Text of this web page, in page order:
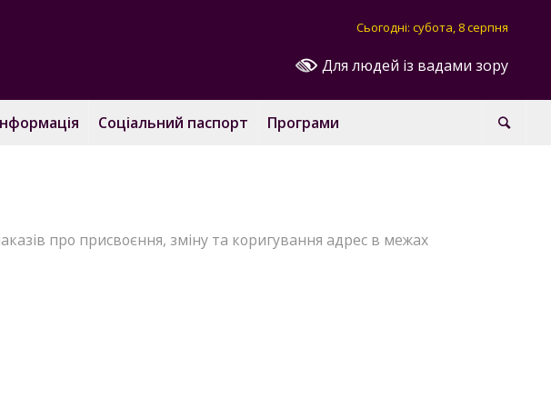
Для людей із вадами зору
Сьогодні: субота, 8 серпня
Соціальний паспорт Програми
про присвоєння, зміну та коригування адрес в межах